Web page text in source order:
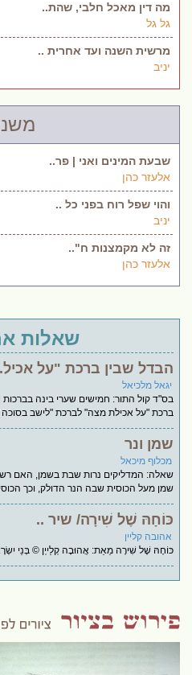
מה דין מאכל חלבי, שהת..
גל גל
מרשית השנה ועד אחרית ..
יניב
שבעת המינים ואני | פר..
אלעזר כהן
והוי שפל רוח בפני כל ..
יניב
זה לא מקמצנות ח"..
אלעזר כהן
שאלות
הבדל שבין ברכת "על
יגאל מלכיאל
בס"ד קול התור: חמישים שערי בינה בברכות
ברכת "על אכילת מצה" לברכת "לישב
שמן ונר
מכלוף מיכאל
שאלה: המדליקים נרות שבת בשמן, האם
שמן מעל הכוסית שבה הנר הדולק, וכך
כּוֹחָהּ שֶׁל שִׁירָה/ שיר ..
אהובה קליין
כּוֹחָהּ שֶׁל שִׁירָה מֵאֵת: אֲהוּבָה קְלַייְן © בְּנֵי